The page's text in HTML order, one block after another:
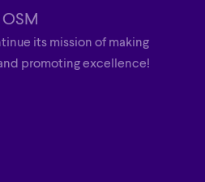
its mission of making
promoting excellence!